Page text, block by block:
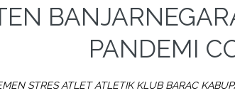
PANDEMI
STRES ATLET ATLETIK KLUB BARAC